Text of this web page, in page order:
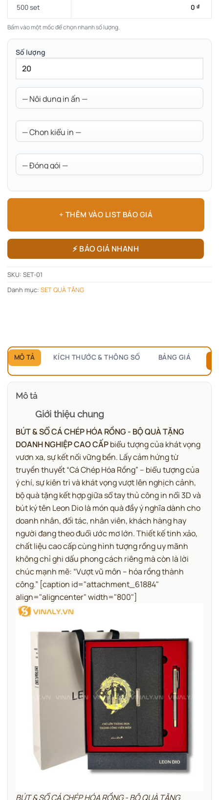
500 set 0 ₫
Bấm vào một mốc để chọn nhanh số lượng.
Số lượng
+ THÊM VÀO LIST BÁO GIÁ
⚡ BÁO GIÁ NHANH
SKU: SET-01
Danh mục: SET QUÀ TẶNG
MÔ TẢ KÍCH THƯỚC & THÔNG SỐ BẢNG GIÁ
Mô tả
Giới thiệu chung
BÚT & SỔ CÁ CHÉP HÓA RỒNG - BỘ QUÀ TẶNG
DOANH NGHIỆP CAO CẤPbiểu tượng của khát vọng
vươn xa, sự kết nối vững bền. Lấy cảm hứng từ
truyền thuyết “Cá Chép Hóa Rồng” – biểu tượng của
ý chí, sự kiên trì và khát vọng vượt lên nghịch cảnh,
bộ quà tặng kết hợp giữa sổ tay thủ công in nổi 3D và
bút ký tên Leon Dio là món quà đầy ý nghĩa dành cho
doanh nhân, đối tác, nhân viên, khách hàng hay
người đang theo đuổi ước mơ lớn. Thiết kế tinh xảo,
chất liệu cao cấp cùng hình tượng rồng uy mãnh
không chỉ ghi dấu phong cách riêng mà còn là lời
chúc mạnh mẽ: “Vượt vũ môn – hóa rồng thành
công.” [caption id="attachment_61884"
align="aligncenter" width="800"]
BÚT & SỔ CÁ CHÉP HÓA RỒNG - BỘ QUÀ TẶNG